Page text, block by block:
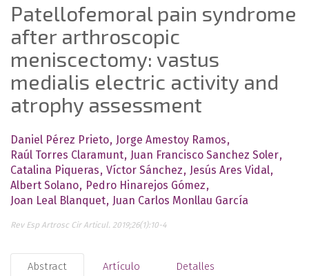
Patellofemoral pain syndrome
after arthroscopic
meniscectomy: vastus
medialis electric activity and
atrophy assessment
Daniel Pérez Prieto Jorge Amestoy Ramos
Raúl Torres Claramunt Juan Francisco Sanchez Soler
Catalina Piqueras Víctor Sánchez
Jesús Ares Vidal
Albert Solano
Pedro Hinarejos Gómez
Joan Leal Blanquet Juan Carlos Monllau García
Rev Esp Artrosc Cir Articul. 2019;26(1):10-4
Abstract Artículo Detalles